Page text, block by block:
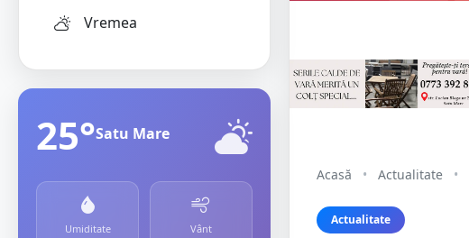
Vremea
25°Satu Mare
Umiditate Vânt
Acasă • Actualitate •
Actualitate